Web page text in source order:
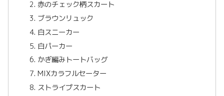
赤のチェック柄スカート
ブラウンリュック
白スニーカー
白パーカー
かぎ編みトートバッグ
MIXカラフルセーター
ストライプスカート